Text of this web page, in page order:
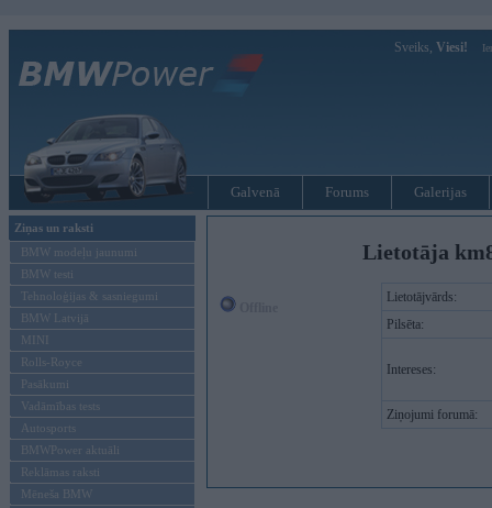
Sveiks, Viesi!
Galvenā Forums Galerijas
Ziņas un raksti
BMW modeļu jaunumi
BMW testi
Tehnoloģijas & sasniegumi
BMW Latvijā
MINI
Rolls-Royce
Pasākumi
Vadāmības tests
Autosports
BMWPower aktuāli
Reklāmas raksti
Mēneša BMW
Lietotāja
Lietotājvārds:
Pilsēta:
Intereses:
Ziņojumi forumā: